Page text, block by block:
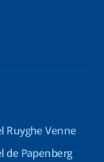
Ruyghe Venne
de Papenberg